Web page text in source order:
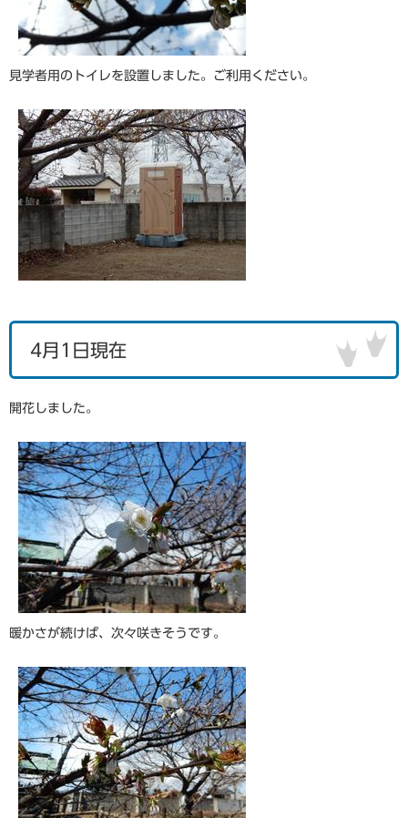
見学者用のトイレを設置しました。ご利用ください。
4月1日現在
開花しました。
暖かさが続けば、次々咲きそうです。